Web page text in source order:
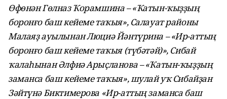
Өфөнән Гөлназ Ҡорамшина – «Ҡатын-ҡыҙҙың
боронғо баш кейеме таҡыя», Салауат районы
Малаяҙ ауылынан Люциә Йәнтүрина – «Ир-аттың
боронғо баш кейеме таҡыя (түбәтәй)», Сибай
ҡалаһынан Әлфиә Арыҫланова – «Ҡатын-ҡыҙҙың
заманса баш кейеме таҡыя», шулай уҡ Сибайҙан
Зәйтүнә Биктимерова «Ир-аттың заманса баш